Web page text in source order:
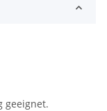
geeignet.